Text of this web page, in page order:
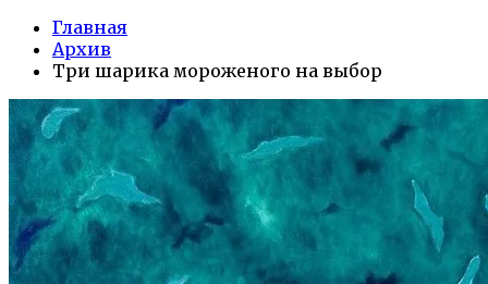
Главная
Архив
Три шарика мороженого на выбор